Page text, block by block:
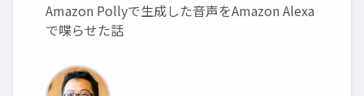
Amazon Pollyで生成した音声をAmazon Alexa
で喋らせた話